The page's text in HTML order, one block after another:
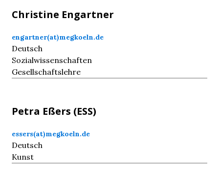
Christine Engartner
engartner(at)megkoeln.de
Deutsch
Sozialwissenschaften
Gesellschaftslehre
Petra Eßers (ESS)
essers(at)megkoeln.de
Deutsch
Kunst